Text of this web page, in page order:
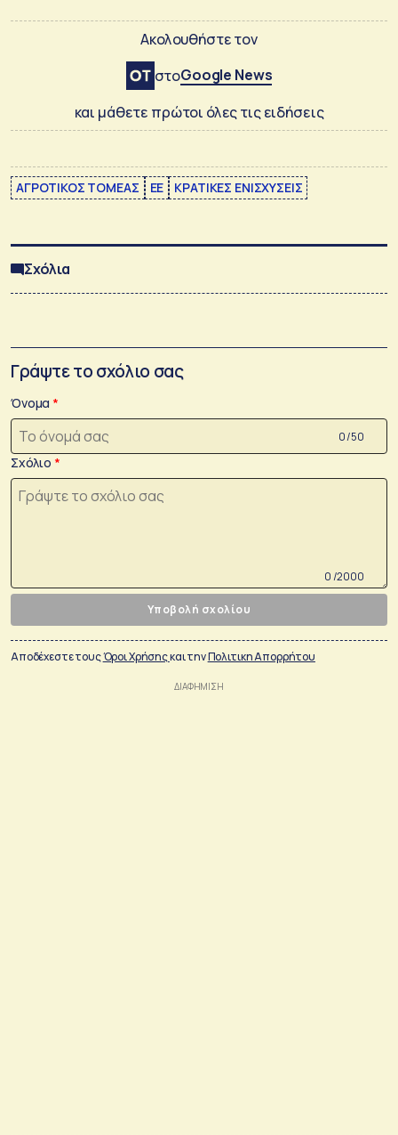
Ακολουθήστε τον
στοGoogle News
και μάθετε πρώτοι όλες τις ειδήσεις
ΑΓΡΟΤΙΚΟΣ ΤΟΜΕΑΣ ΕΕ ΚΡΑΤΙΚΕΣ ΕΝΙΣΧΥΣΕΙΣ
Σχόλια
Γράψτε το σχόλιο σας
Όνομα
0 /50
Σχόλιο
0 /2000
Υποβολή σχολίου
Αποδέχεστε τουςΌροι Χρήσηςκαι τηνΠολιτικη Απορρήτου